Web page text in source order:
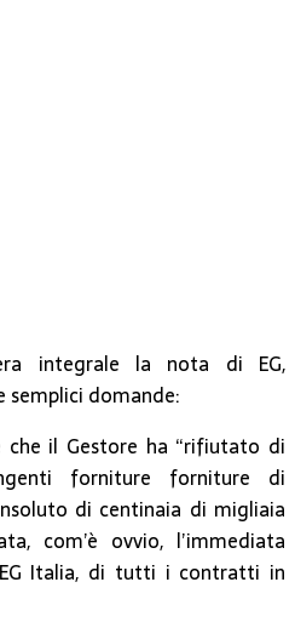
integrale la nota di EG,
semplici domande:
che il Gestore ha “rifiutato di
forniture forniture di
di centinaia di migliaia
com’è ovvio, l’immediata
Italia, di tutti i contratti in